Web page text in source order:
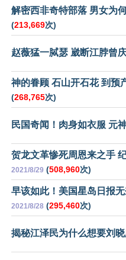
解密西非奇特部落 男女为
(213,669次)
赵薇猛一脦瑟 崴断江脖曾
神的眷顾 石山开石花 到预
(268,765次)
民国奇闻！肉身如衣服 元
贺龙文革惨死周恩来之手
2021/8/29 (508,960次)
早该如此！美国星岛日报
2021/8/28 (295,460次)
揭秘江泽民为什么想要刘